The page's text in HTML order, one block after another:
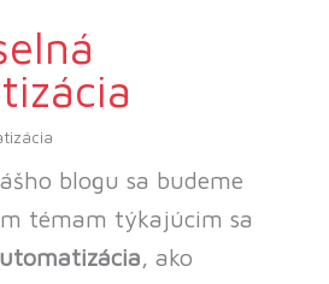
blogu sa budeme
témam týkajúcim sa
, ako